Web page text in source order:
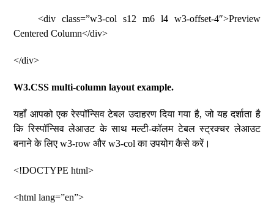
<div class=”w3-col s12 m6 l4 w3-offset-4″>Preview
Centered Column</div>
</div>
W3.CSS multi-column layout example.
यहाँ आपको एक रेस्पॉन्सिव टेबल उदाहरण दिया गया है, जो यह दर्शाता है
कि रिस्पॉन्सिव लेआउट के साथ मल्टी-कॉलम टेबल स्ट्रक्चर लेआउट
बनाने के लिए w3-row और w3-col का उपयोग कैसे करें।
<!DOCTYPE html>
<html lang=”en”>